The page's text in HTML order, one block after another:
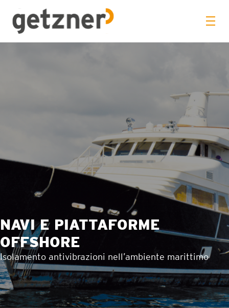
NAVI E PIATTAFORME
OFFSHORE
Isolamento antivibrazioni nell’ambiente marittimo